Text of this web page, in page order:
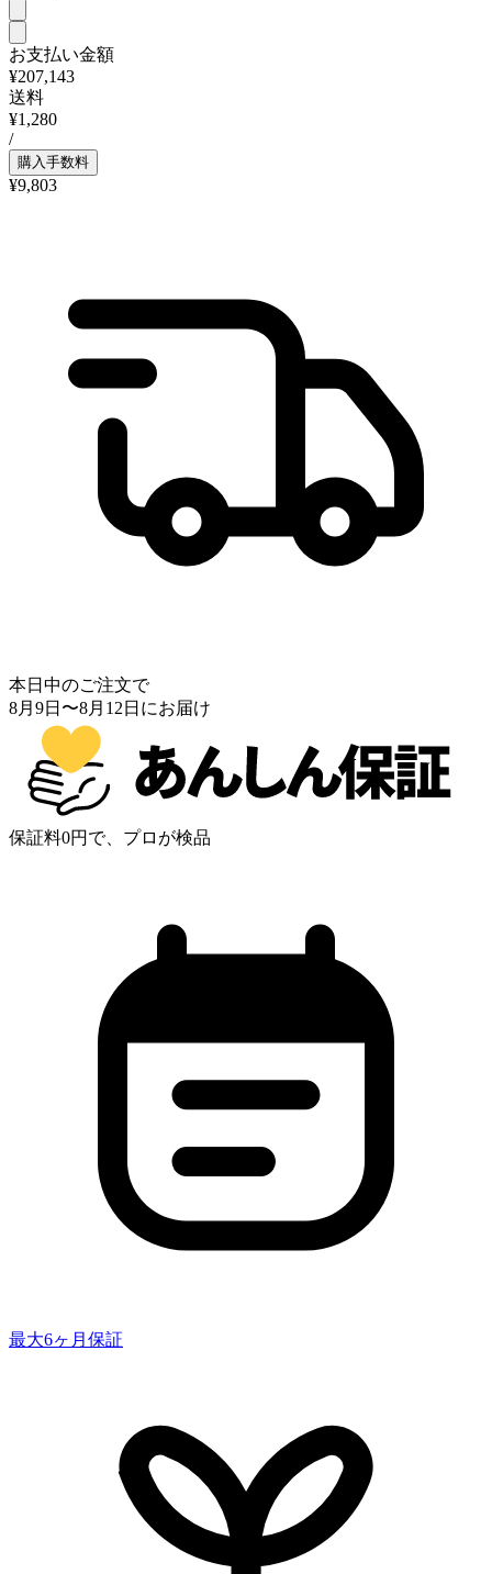
お支払い金額
¥207,143
送料
¥1,280
/
購入手数料
¥9,803
本日中のご注文で
8月9日 〜8月12日 にお届け
保証料0円で、プロが検品
最大6ヶ月保証